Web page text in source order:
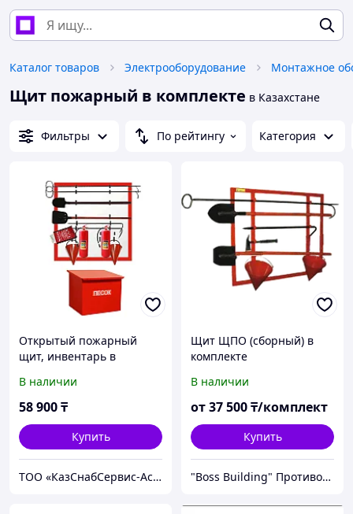
Каталог товаров Электрооборудование Монтажное
Щит пожарный в комплекте в Казахстане
Фильтры По рейтингу Категория
Открытый пожарный
щит, инвентарь в
В наличии
58 900₸
Купить
ТОО «КазСнабСервис-Астана»
Щит ЩПО (сборный) в
комплекте
В наличии
от37 500₸/комплект
Купить
"Boss Building" Противопожарное оборудование в Алматы